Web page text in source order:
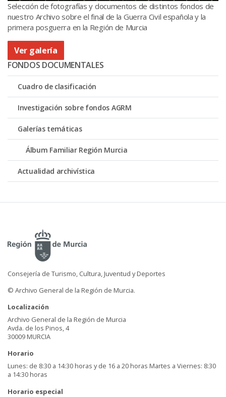
Selección de fotografías y documentos de distintos fondos de
nuestro Archivo sobre el final de la Guerra Civil española y la
primera posguerra en la Región de Murcia
Ver galería
FONDOS DOCUMENTALES
Cuadro de clasificación
Investigación sobre fondos AGRM
Galerías temáticas
Álbum Familiar Región Murcia
Actualidad archivística
Consejería de Turismo, Cultura, Juventud y Deportes
© Archivo General de la Región de Murcia.
Localización
Archivo General de la Región de Murcia
Avda. de los Pinos, 4
30009 MURCIA
Horario
Lunes: de 8:30 a 14:30 horas y de 16 a 20 horas Martes a Viernes: 8:30
a 14:30 horas
Horario especial